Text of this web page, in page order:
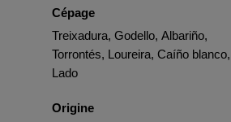
Cépage
Treixadura, Godello, Albariño,
Torrontés, Loureira, Caíño blanco,
Lado
Origine